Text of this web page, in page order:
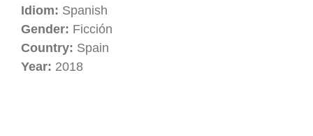
Idiom: Spanish
Gender: Ficción
Country: Spain
Year: 2018